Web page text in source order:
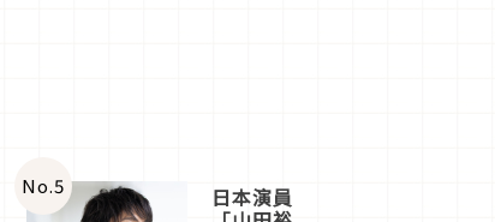
No.5 日本演員